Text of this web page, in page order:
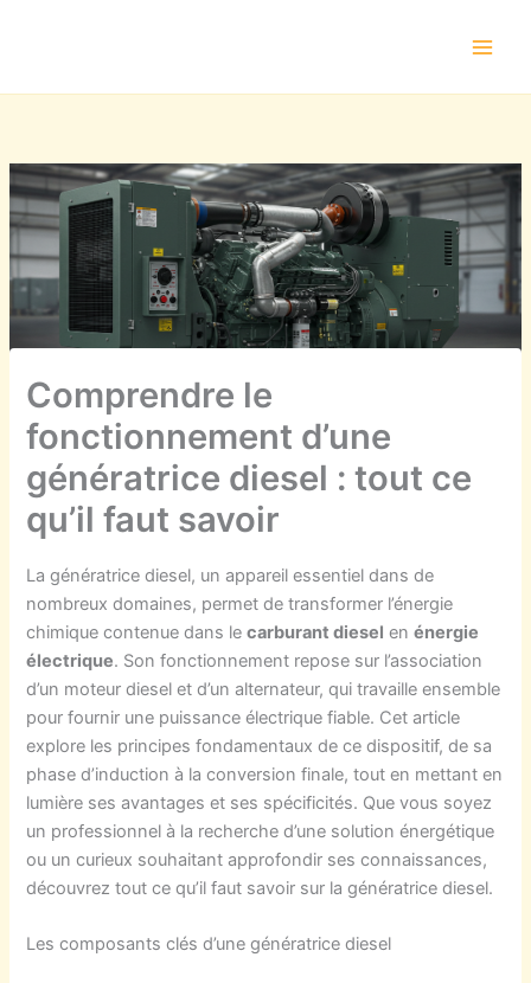
Comprendre le
fonctionnement d’une
génératrice diesel : tout ce
qu’il faut savoir
La génératrice diesel, un appareil essentiel dans de
nombreux domaines, permet de transformer l’énergie
chimique contenue dans lecarburant diesel enénergie
électrique. Son fonctionnement repose sur l’association
d’un moteur diesel et d’un alternateur, qui travaille ensemble
pour fournir une puissance électrique fiable. Cet article
explore les principes fondamentaux de ce dispositif, de sa
phase d’induction à la conversion finale, tout en mettant en
lumière ses avantages et ses spécificités. Que vous soyez
un professionnel à la recherche d’une solution énergétique
ou un curieux souhaitant approfondir ses connaissances,
découvrez tout ce qu’il faut savoir sur la génératrice diesel.
Les composants clés d’une génératrice diesel